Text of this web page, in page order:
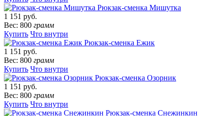
Рюкзак-сменка Мишутка
1 151 руб.
Вес: 800 грамм
Купить Что внутри
Рюкзак-сменка Ежик
1 151 руб.
Вес: 800 грамм
Купить Что внутри
Рюкзак-сменка Озорник
1 151 руб.
Вес: 800 грамм
Купить Что внутри
Рюкзак-сменка Снежинкин